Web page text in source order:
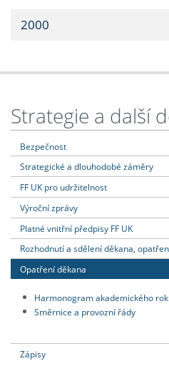
2000
Strategie a další
Bezpečnost
Strategické a dlouhodobé záměry
FF UK pro udržitelnost
Výroční zprávy
Platné vnitřní předpisy FF UK
Rozhodnutí a sdělení děkana,
Opatření děkana
Harmonogram akademického
Směrnice a provozní řády
Zápisy